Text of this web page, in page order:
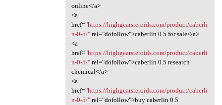
online</a>
<a
href="https://highgearsteroids.com/product/caberli
n-0-5/"rel="dofollow">caberlin 0.5 for sale</a>
<a
href="https://highgearsteroids.com/product/caberli
n-0-5/"rel="dofollow">caberlin 0.5 research
chemical</a>
<a
href="https://highgearsteroids.com/product/caberli
n-0-5/"rel="dofollow">buy caberlin 0.5